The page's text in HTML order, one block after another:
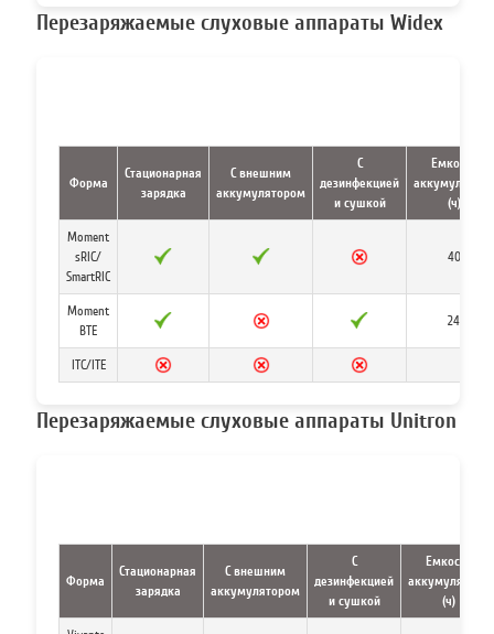
Перезаряжаемые слуховые аппараты Widex
Форма
Стационарная
зарядка
С внешним
аккумулятором
С
дезинфекцией
и сушкой
Емкость
аккумулятора
(ч)
Moment
sRIC/
SmartRIC
40
Moment
BTE
24
ITC/ITE
Перезаряжаемые слуховые аппараты Unitron
Форма
Стационарная
зарядка
С внешним
аккумулятором
С
дезинфекцией
и сушкой
Емкость
аккумулятора
(ч)